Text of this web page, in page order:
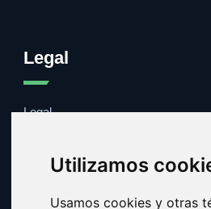
Utilizamos
Usamos cookies y otras
Legal
Legal
Contacto